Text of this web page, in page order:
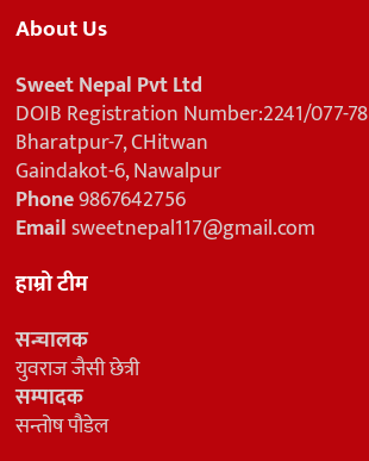
About Us
Sweet Nepal Pvt Ltd
DOIB Registration Number:2241/077-78
Bharatpur-7, CHitwan
Gaindakot-6, Nawalpur
Phone9867642756
Emailsweetnepal117@gmail.com
हाम्रो टीम
सन्चालक
युवराज जैसी छेत्री
सम्पादक
सन्तोष पौडेल